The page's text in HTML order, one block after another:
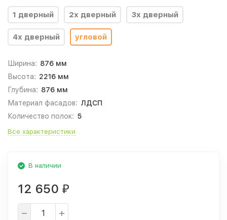
1 дверный 2х дверный 3х дверный
4х дверный угловой
Ширина: 876 мм
Высота: 2216 мм
Глубина: 876 мм
Материал фасадов: ЛДСП
Количество полок: 5
Все характеристики
В наличии
12 650 ₽